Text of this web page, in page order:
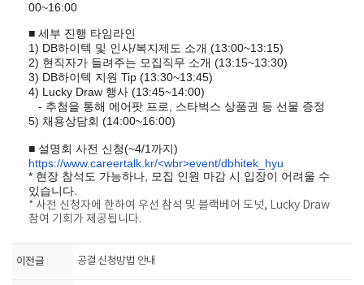
00~16:00
■ 세부 진행 타임라인
1) DB하이텍 및 인사/복지제도 소개 (13:00~13:15)
2) 현직자가 들려주는 모집직무 소개 (13:15~13:30)
3) DB하이텍 지원 Tip (13:30~13:45)
4) Lucky Draw 행사 (13:45~14:00)
- 추첨을 통해 에어팟 프로, 스타벅스 상품권 등 선물 증정
5) 채용상담회 (14:00~16:00)
■ 설명회 사전 신청(~4/1까지)
https://www.careertalk.kr/<wbr>event/dbhitek_hyu
* 현장 참석도 가능하나, 모집 인원 마감 시 입장이 어려울 수
있습니다.
* 사전 신청자에 한하여 우선 참석 및 블랙베어 도넛, Lucky Draw
참여 기회가 제공됩니다.
이전글 공결 신청방법 안내